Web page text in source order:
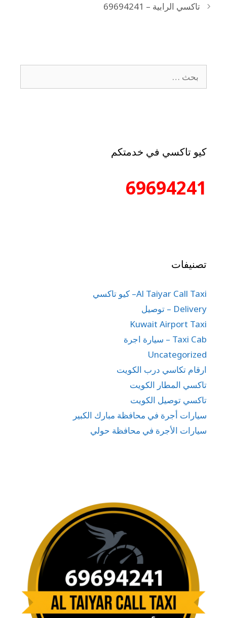
تاكسي الرابية – 69694241
كيو تاكسي في خدمتكم
69694241
تصنيفات
Al Taiyar Call Taxi– كيو تاكسي
Delivery – توصيل
Kuwait Airport Taxi
Taxi Cab – سيارة اجرة
Uncategorized
ارقام تكاسي درب الكويت
تاكسي المطار الكويت
تاكسي توصيل الكويت
سيارات أجرة في محافظة مبارك الكبير
سيارات الأجرة في محافظة حولي